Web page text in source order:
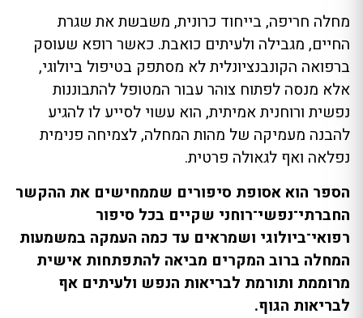
מחלה חריפה, בייחוד כרונית, משבשת את שגרת
החיים, מגבילה ולעיתים כואבת. כאשר רופא שעוסק
ברפואה הקונבנציונלית לא מסתפק בטיפול ביולוגי,
אלא מנסה לפתוח צוהר עבור המטופל להתבוננות
נפשית ורוחנית אמיתית, הוא עשוי לסייע לו להגיע
להבנה מעמיקה של מהות המחלה, לצמיחה פנימית
נפלאה ואף לגאולה פרטית.
הספר הוא אסופת סיפורים שממחישים את ההקשר
החברתי־נפשי־רוחני שקיים בכל סיפור
רפואי־ביולוגי ושמראים עד כמה העמקה במשמעות
המחלה ברוב המקרים מביאה להתפתחות אישית
מרוממת ותורמת לבריאות הנפש ולעיתים אף
לבריאות הגוף.